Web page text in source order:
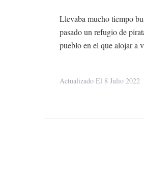
Llevaba mucho tiempo
pasado un refugio de
pueblo en el que alojar a
Actualizado El 8 Julio 2022